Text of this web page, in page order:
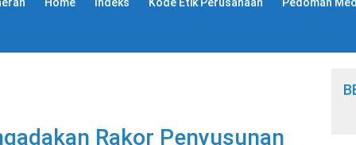
Rakor Penyusunan